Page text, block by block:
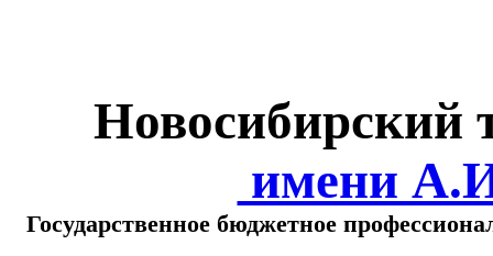
Новосибирский
имени
Государственное бюджетное